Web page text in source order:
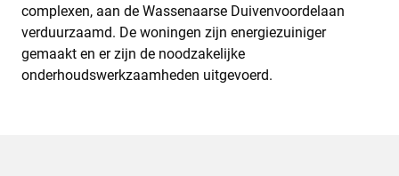
complexen, aan de Wassenaarse Duivenvoordelaan
verduurzaamd. De woningen zijn energiezuiniger
gemaakt en er zijn de noodzakelijke
onderhoudswerkzaamheden uitgevoerd.